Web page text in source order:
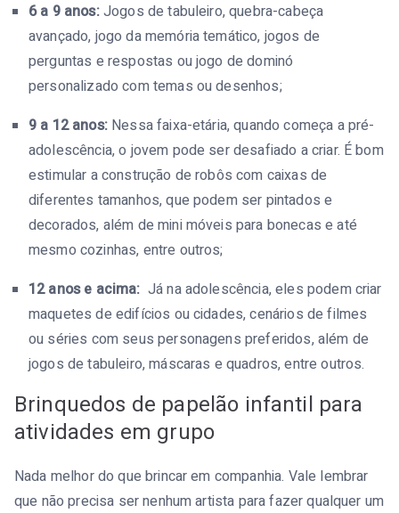
6 a 9 anos:Jogos de tabuleiro, quebra-cabeça
avançado, jogo da memória temático, jogos de
perguntas e respostas ou jogo de dominó
personalizado com temas ou desenhos;
9 a 12 anos: Nessa faixa-etária, quando começa a pré-
adolescência, o jovem pode ser desafiado a criar. É bom
estimular a construção de robôs com caixas de
diferentes tamanhos, que podem ser pintados e
decorados, além de mini móveis para bonecas e até
mesmo cozinhas, entre outros;
12 anos e acima: Já na adolescência, eles podem criar
maquetes de edifícios ou cidades, cenários de filmes
ou séries com seus personagens preferidos, além de
jogos de tabuleiro, máscaras e quadros, entre outros.
Brinquedos de papelão infantil para
atividades em grupo
Nada melhor do que brincar em companhia. Vale lembrar
que não precisa ser nenhum artista para fazer qualquer um